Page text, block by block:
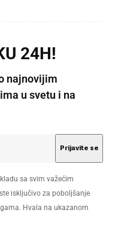
24H!
najnovijim
u svetu i na
sa svim važećim
isključivo za poboljšanje
Hvala na ukazanom